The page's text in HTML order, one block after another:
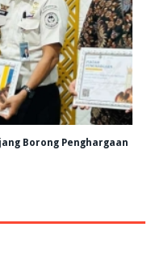
Borong Penghargaan